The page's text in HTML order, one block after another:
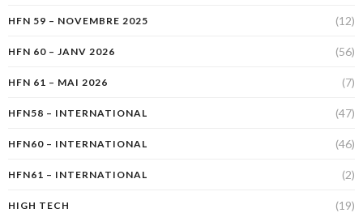
HFN 59 – NOVEMBRE 2025 (12)
HFN 60 – JANV 2026 (56)
HFN 61 – MAI 2026 (7)
HFN58 – INTERNATIONAL (47)
HFN60 – INTERNATIONAL (46)
HFN61 – INTERNATIONAL (2)
HIGH TECH (19)